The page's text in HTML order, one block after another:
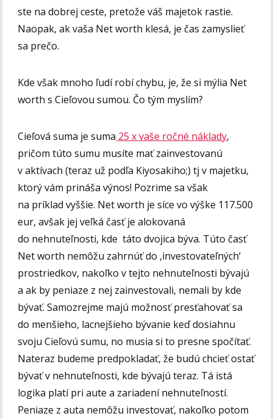
ste na dobrej ceste, pretože váš majetok rastie.
Naopak, ak vaša Net worth klesá, je čas zamyslieť
sa prečo.
Kde však mnoho ľudí robí chybu, je, že si mýlia Net
worth s Cieľovou sumou. Čo tým myslím?
Cieľová suma je suma 25 x vaše ročné náklady,
pričom túto sumu musíte mať zainvestovanú
v aktívach (teraz už podľa Kiyosakiho;) tj v majetku,
ktorý vám prináša výnos! Pozrime sa však
na príklad vyššie. Net worth je síce vo výške 117.500
eur, avšak jej veľká časť je alokovaná
do nehnuteľnosti, kde táto dvojica býva. Túto časť
Net worth nemôžu zahrnúť do ‚investovateľných‘
prostriedkov, nakoľko v tejto nehnuteľnosti bývajú
a ak by peniaze z nej zainvestovali, nemali by kde
bývať. Samozrejme majú možnosť presťahovať sa
do menšieho, lacnejšieho bývanie keď dosiahnu
svoju Cieľovú sumu, no musia si to presne spočítať.
Nateraz budeme predpokladať, že budú chcieť ostať
bývať v nehnuteľnosti, kde bývajú teraz. Tá istá
logika platí pri aute a zariadení nehnuteľností.
Peniaze z auta nemôžu investovať, nakoľko potom